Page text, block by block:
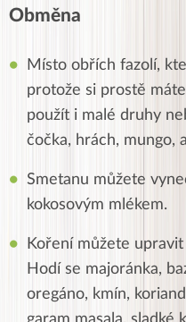
Obměna
Místo obřích fazolí,
protože si prostě
použít i malé druhy
čočka, hrách, mungo,
Smetanu můžete
kokosovým mlékem.
Koření můžete
Hodí se majoránka,
oregáno, kmín,